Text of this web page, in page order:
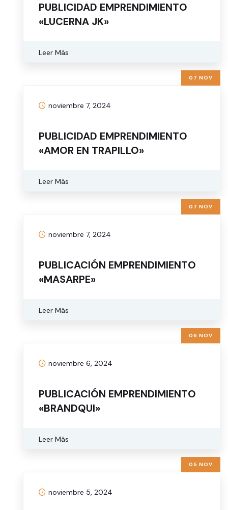
PUBLICIDAD EMPRENDIMIENTO
«LUCERNA JK»
Leer Más
07 NOV
noviembre 7, 2024
PUBLICIDAD EMPRENDIMIENTO
«AMOR EN TRAPILLO»
Leer Más
07 NOV
noviembre 7, 2024
PUBLICACIÓN EMPRENDIMIENTO
«MASARPE»
Leer Más
06 NOV
noviembre 6, 2024
PUBLICACIÓN EMPRENDIMIENTO
«BRANDQUI»
Leer Más
05 NOV
noviembre 5, 2024